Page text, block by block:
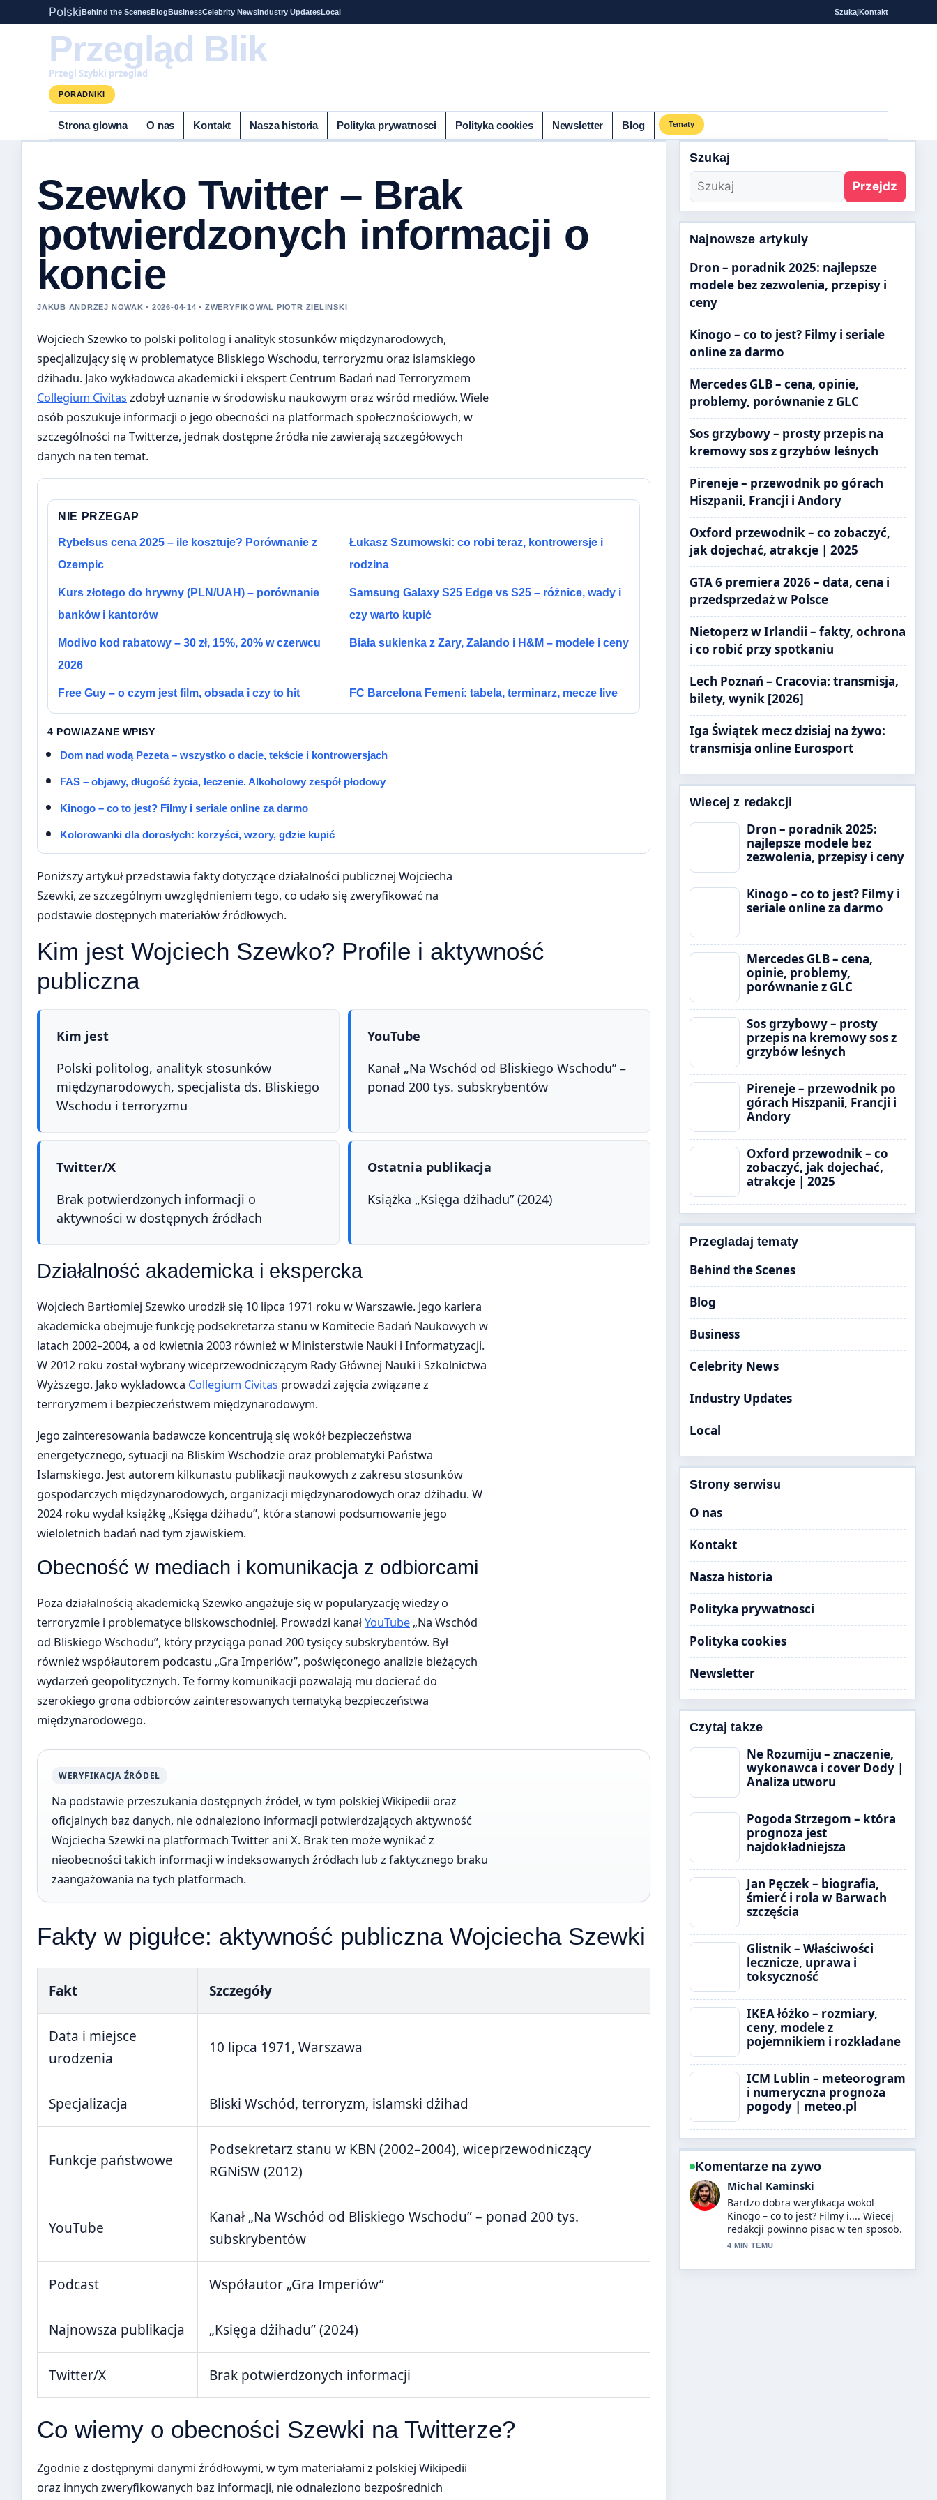
PolskiBehind the ScenesBlogBusinessCelebrity NewsIndustry UpdatesLocal SzukajKontakt
Przegląd Blik
Przegl Szybki przeglad
PORADNIKI
Strona glowna O nas Kontakt Nasza historia Polityka prywatnosci Polityka cookies Newsletter Blog Tematy
Szewko Twitter – Brak
potwierdzonych informacji o
koncie
JAKUB ANDRZEJ NOWAK • 2026-04-14 • ZWERYFIKOWAL PIOTR ZIELINSKI
Wojciech Szewko to polski politolog i analityk stosunków międzynarodowych,
specjalizujący się w problematyce Bliskiego Wschodu, terroryzmu oraz islamskiego
dżihadu. Jako wykładowca akademicki i ekspert Centrum Badań nad Terroryzmem
Collegium Civitas zdobył uznanie w środowisku naukowym oraz wśród mediów. Wiele
osób poszukuje informacji o jego obecności na platformach społecznościowych, w
szczególności na Twitterze, jednak dostępne źródła nie zawierają szczegółowych
danych na ten temat.
NIE PRZEGAP
Rybelsus cena 2025 – ile kosztuje? Porównanie z
Ozempic
Łukasz Szumowski: co robi teraz, kontrowersje i
rodzina
Kurs złotego do hrywny (PLN/UAH) – porównanie
banków i kantorów
Samsung Galaxy S25 Edge vs S25 – różnice, wady i
czy warto kupić
Modivo kod rabatowy – 30 zł, 15%, 20% w czerwcu
2026
Biała sukienka z Zary, Zalando i H&M – modele i ceny
Free Guy – o czym jest film, obsada i czy to hit FC Barcelona Femení: tabela, terminarz, mecze live
4 POWIAZANE WPISY
Dom nad wodą Pezeta – wszystko o dacie, tekście i kontrowersjach
FAS – objawy, długość życia, leczenie. Alkoholowy zespół płodowy
Kinogo – co to jest? Filmy i seriale online za darmo
Kolorowanki dla dorosłych: korzyści, wzory, gdzie kupić
Poniższy artykuł przedstawia fakty dotyczące działalności publicznej Wojciecha
Szewki, ze szczególnym uwzględnieniem tego, co udało się zweryfikować na
podstawie dostępnych materiałów źródłowych.
Kim jest Wojciech Szewko? Profile i aktywność
publiczna
Kim jest
Polski politolog, analityk stosunków
międzynarodowych, specjalista ds. Bliskiego
Wschodu i terroryzmu
YouTube
Kanał „Na Wschód od Bliskiego Wschodu” –
ponad 200 tys. subskrybentów
Twitter/X
Brak potwierdzonych informacji o
aktywności w dostępnych źródłach
Ostatnia publikacja
Książka „Księga dżihadu” (2024)
Działalność akademicka i ekspercka
Wojciech Bartłomiej Szewko urodził się 10 lipca 1971 roku w Warszawie. Jego kariera
akademicka obejmuje funkcję podsekretarza stanu w Komitecie Badań Naukowych w
latach 2002–2004, a od kwietnia 2003 również w Ministerstwie Nauki i Informatyzacji.
W 2012 roku został wybrany wiceprzewodniczącym Rady Głównej Nauki i Szkolnictwa
Wyższego. Jako wykładowca Collegium Civitas prowadzi zajęcia związane z
terroryzmem i bezpieczeństwem międzynarodowym.
Jego zainteresowania badawcze koncentrują się wokół bezpieczeństwa
energetycznego, sytuacji na Bliskim Wschodzie oraz problematyki Państwa
Islamskiego. Jest autorem kilkunastu publikacji naukowych z zakresu stosunków
gospodarczych międzynarodowych, organizacji międzynarodowych oraz dżihadu. W
2024 roku wydał książkę „Księga dżihadu”, która stanowi podsumowanie jego
wieloletnich badań nad tym zjawiskiem.
Obecność w mediach i komunikacja z odbiorcami
Poza działalnością akademicką Szewko angażuje się w popularyzację wiedzy o
terroryzmie i problematyce bliskowschodniej. Prowadzi kanałYouTube „Na Wschód
od Bliskiego Wschodu”, który przyciąga ponad 200 tysięcy subskrybentów. Był
również współautorem podcastu „Gra Imperiów”, poświęconego analizie bieżących
wydarzeń geopolitycznych. Te formy komunikacji pozwalają mu docierać do
szerokiego grona odbiorców zainteresowanych tematyką bezpieczeństwa
międzynarodowego.
WERYFIKACJA ŹRÓDEŁ
Na podstawie przeszukania dostępnych źródeł, w tym polskiej Wikipedii oraz
oficjalnych baz danych, nie odnaleziono informacji potwierdzających aktywność
Wojciecha Szewki na platformach Twitter ani X. Brak ten może wynikać z
nieobecności takich informacji w indeksowanych źródłach lub z faktycznego braku
zaangażowania na tych platformach.
Fakty w pigułce: aktywność publiczna Wojciecha Szewki
Fakt Szczegóły
Data i miejsce
urodzenia
10 lipca 1971, Warszawa
Specjalizacja Bliski Wschód, terroryzm, islamski dżihad
Funkcje państwowe
Podsekretarz stanu w KBN (2002–2004), wiceprzewodniczący
RGNiSW (2012)
YouTube
Kanał „Na Wschód od Bliskiego Wschodu” – ponad 200 tys.
subskrybentów
Podcast Współautor „Gra Imperiów”
Najnowsza publikacja „Księga dżihadu” (2024)
Twitter/X Brak potwierdzonych informacji
Co wiemy o obecności Szewki na Twitterze?
Zgodnie z dostępnymi danymi źródłowymi, w tym materiałami z polskiej Wikipedii
oraz innych zweryfikowanych baz informacji, nie odnaleziono bezpośrednich
Szukaj
Przejdz
Najnowsze artykuly
Dron – poradnik 2025: najlepsze
modele bez zezwolenia, przepisy i
ceny
Kinogo – co to jest? Filmy i seriale
online za darmo
Mercedes GLB – cena, opinie,
problemy, porównanie z GLC
Sos grzybowy – prosty przepis na
kremowy sos z grzybów leśnych
Pireneje – przewodnik po górach
Hiszpanii, Francji i Andory
Oxford przewodnik – co zobaczyć,
jak dojechać, atrakcje | 2025
GTA 6 premiera 2026 – data, cena i
przedsprzedaż w Polsce
Nietoperz w Irlandii – fakty, ochrona
i co robić przy spotkaniu
Lech Poznań – Cracovia: transmisja,
bilety, wynik [2026]
Iga Świątek mecz dzisiaj na żywo:
transmisja online Eurosport
Wiecej z redakcji
Dron – poradnik 2025:
najlepsze modele bez
zezwolenia, przepisy i ceny
Kinogo – co to jest? Filmy i
seriale online za darmo
Mercedes GLB – cena,
opinie, problemy,
porównanie z GLC
Sos grzybowy – prosty
przepis na kremowy sos z
grzybów leśnych
Pireneje – przewodnik po
górach Hiszpanii, Francji i
Andory
Oxford przewodnik – co
zobaczyć, jak dojechać,
atrakcje | 2025
Przegladaj tematy
Behind the Scenes
Blog
Business
Celebrity News
Industry Updates
Local
Strony serwisu
O nas
Kontakt
Nasza historia
Polityka prywatnosci
Polityka cookies
Newsletter
Czytaj takze
Ne Rozumiju – znaczenie,
wykonawca i cover Dody |
Analiza utworu
Pogoda Strzegom – która
prognoza jest
najdokładniejsza
Jan Pęczek – biografia,
śmierć i rola w Barwach
szczęścia
Glistnik – Właściwości
lecznicze, uprawa i
toksyczność
IKEA łóżko – rozmiary,
ceny, modele z
pojemnikiem i rozkładane
ICM Lublin – meteorogram
i numeryczna prognoza
pogody | meteo.pl
Komentarze na zywo
Ewa Lewandowska
Swietne podsumowanie tematu
Mercedes GLB – cena, opinie,
problemy, porównanie.... To
najjasniejsze streszczenie, jakie dzis
6 MIN TEMU